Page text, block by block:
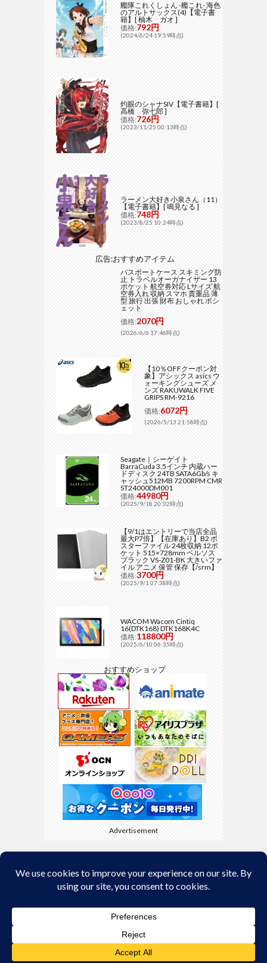
艦隊これくしょん -艦これ- 海色
のアルトサックス(4)【電子書
籍】[ 柚木 ガオ ]
価格:792円
(2024/6/24 19:59時点)
灼眼のシャナSIV【電子書籍】[
高橋 弥七郎 ]
価格:726円
(2023/11/25 00:13時点)
ラーメン大好き小泉さん（11）
【電子書籍】[ 鳴見なる ]
価格:748円
(2023/8/25 10:24時点)
広告:おすすめアイテム
パスポートケース スキミング防
止 トラベルオーガナイザー 13
ポケット 航空券対応 Lサイズ 航
空券入れ 収納 スマホ 貴重品 薄
型 旅行 出張 財布 おしゃれ ポシ
ェット
価格:2070円
(2026/6/6 17:46時点)
【10％OFFクーポン対
象】アシックス asics ウ
ォーキングシューズ メ
ンズ RAKUWALK FIVE
GRIPS RM-9216
価格:6072円
(2026/5/13 21:58時点)
Seagate｜シーゲイト
BarraCuda 3.5インチ 内蔵ハー
ドディスク 24TB SATA6Gb/s キ
ャッシュ512MB 7200RPM CMR
ST24000DM001
価格:44980円
(2025/9/18 20:32時点)
【9/1はエントリーで当店全品
最大P7倍】【在庫あり】B2 ポ
スターファイル 24枚収納 12ポ
ケット 515×728mm ベルソス
ブラック VS-Z01-BK 大きいファ
イル アニメ 保管 保存【/srm】
価格:3700円
(2025/9/1 07:38時点)
WACOM Wacom Cintiq
16(DTK168) DTK168K4C
価格:118800円
(2025/6/10 06:35時点)
おすすめショップ
Advertisement
Back to Top
© Copyright 2026kyamaBlog